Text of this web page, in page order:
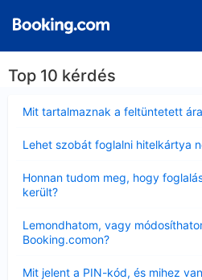
Top 10 kérdés
Mit tartalmaznak a feltüntetett
Lehet szobát foglalni hitelkártya
Honnan tudom meg, hogy
került?
Lemondhatom, vagy
Booking.comon?
Mit jelent a PIN-kód, és mihez